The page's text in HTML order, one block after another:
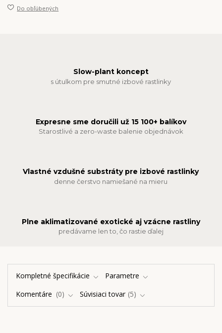
Do obľúbených
Slow-plant koncept
s útulkom pre smutné izbové rastlinky
Expresne sme doručili už 15 100+ balíkov
Starostlivé a zero-waste balenie objednávok
Vlastné vzdušné substráty pre izbové rastlinky
denne čerstvo namiešané na mieru
Plne aklimatizované exotické aj vzácne rastliny
predávame len to, čo rastie ďalej
Kompletné špecifikácie
Parametre
Komentáre
0 Súvisiaci tovar 5